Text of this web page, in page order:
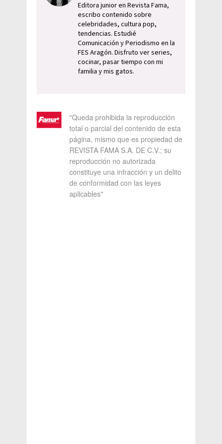
Editora junior en Revista Fama,
escribo contenido sobre
celebridades, cultura pop,
tendencias. Estudié
Comunicación y Periodismo en la
FES Aragón. Disfruto ver series,
cocinar, pasar tiempo con mi
familia y mis gatos.
"Queda prohibida la reproducción
total o parcial del contenido de esta
página, mismo que es propiedad de
REVISTA FAMA S.A. DE C.V.; su
reproducción no autorizada
constituye una infracción y un delito
de conformidad con las leyes
aplicables"